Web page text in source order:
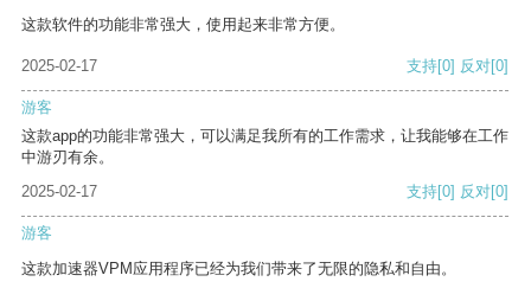
这款软件的功能非常强大，使用起来非常方便。
2025-02-17 支持[0] 反对[0]
游客
这款app的功能非常强大，可以满足我所有的工作需求，让我能够在工作
中游刃有余。
2025-02-17
支持[0] 反对[0]
游客
这款加速器VPM应用程序已经为我们带来了无限的隐私和自由。